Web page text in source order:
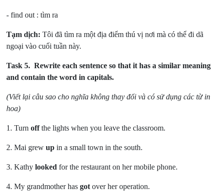
- find out :tìm ra
Tạm dịch: Tôi đã tìm ra một địa điểm thú vị nơi mà có thể đi dã
ngoại vào cuối tuần này.
Task 5. Rewrite each sentence so that it has a similar meaning
and contain the word in capitals.
(Viết lại câu sao cho nghĩa không thay đổi và có sử dụng các từ in
hoa)
1. Turn offthe lights when you leave the classroom.
2. Mai grewup in a small town in the south.
3. Kathylooked for the restaurant on her mobile phone.
4. My grandmother hasgot over her operation.